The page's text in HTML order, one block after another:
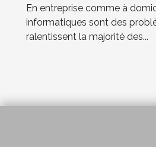
En entreprise comme à
informatiques sont des
ralentissent la majorité des...